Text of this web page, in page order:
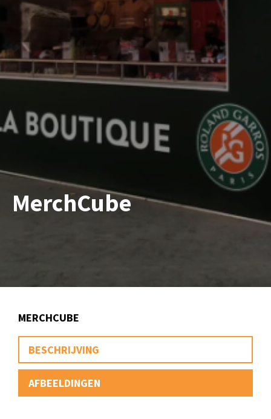
MerchCube
MERCHCUBE
BESCHRIJVING
AFBEELDINGEN